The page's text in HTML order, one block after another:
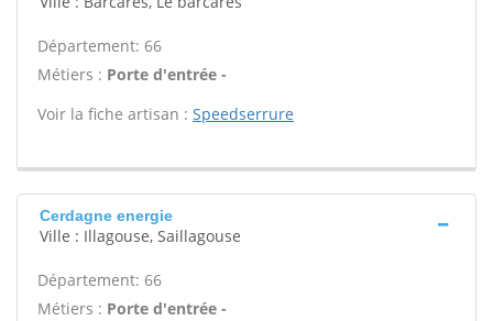
Département: 66
Métiers : Porte d'entrée -
Voir la fiche artisan : Speedserrure
Cerdagne energie
Ville : Illagouse, Saillagouse
Département: 66
Métiers : Porte d'entrée -